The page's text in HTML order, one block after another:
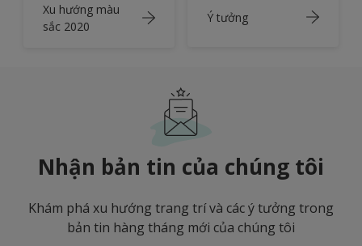
Xu hướng màu
sắc 2020
Ý tưởng
Nhận bản tin của chúng tôi
Khám phá xu hướng trang trí và các ý tưởng trong
bản tin hàng tháng mới của chúng tôi